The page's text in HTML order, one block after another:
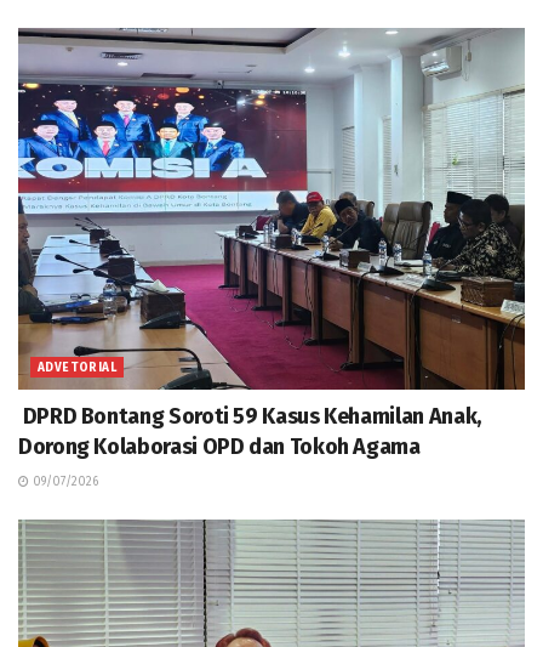
ADVETORIAL
DPRD Bontang Soroti 59 Kasus Kehamilan Anak,
Dorong Kolaborasi OPD dan Tokoh Agama
09/07/2026